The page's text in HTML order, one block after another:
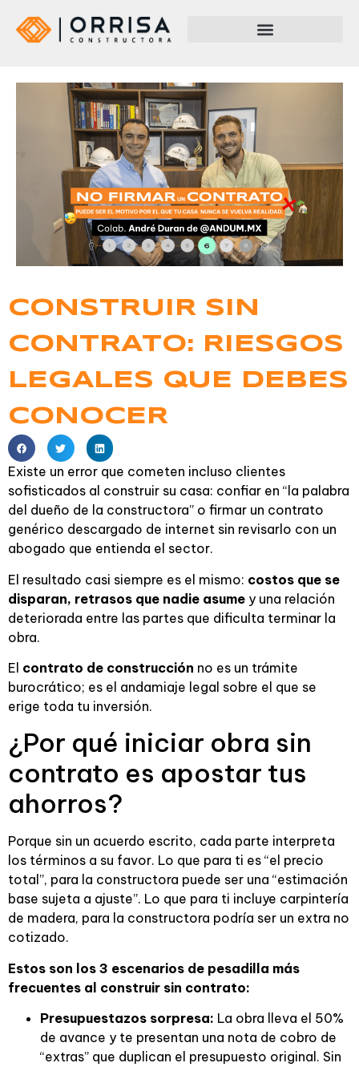
CONSTRUIR SIN
CONTRATO: RIESGOS
LEGALES QUE DEBES
CONOCER
Existe un error que cometen incluso clientes
sofisticados al construir su casa: confiar en “la palabra
del dueño de la constructora” o firmar un contrato
genérico descargado de internet sin revisarlo con un
abogado que entienda el sector.
El resultado casi siempre es el mismo: costos que se
disparan, retrasos que nadie asume y una relación
deteriorada entre las partes que dificulta terminar la
obra.
El contrato de construcción no es un trámite
burocrático; es el andamiaje legal sobre el que se
erige toda tu inversión.
¿Por qué iniciar obra sin
contrato es apostar tus
ahorros?
Porque sin un acuerdo escrito, cada parte interpreta
los términos a su favor. Lo que para ti es “el precio
total”, para la constructora puede ser una “estimación
base sujeta a ajuste”. Lo que para ti incluye carpintería
de madera, para la constructora podría ser un extra no
cotizado.
Estos son los 3 escenarios de pesadilla más
frecuentes al construir sin contrato:
Presupuestazos sorpresa: La obra lleva el 50%
de avance y te presentan una nota de cobro de
“extras” que duplican el presupuesto original. Sin